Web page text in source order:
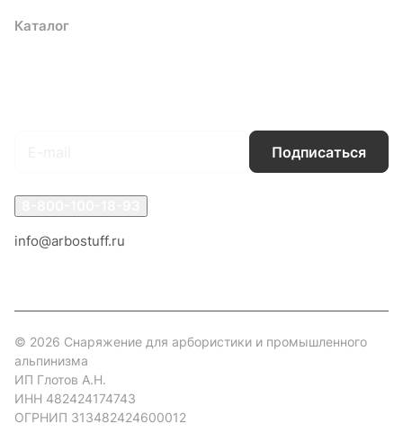
Каталог
Подписаться
info@arbostuff.ru
© 2026 Снаряжение для арбористики и промышленного
альпинизма
ИП Глотов А.Н.
ИНН 482424174743
ОГРНИП 313482424600012